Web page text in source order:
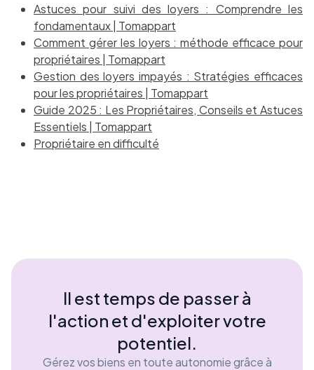
Astuces pour suivi des loyers : Comprendre les
fondamentaux | Tomappart
Comment gérer les loyers : méthode efficace pour
propriétaires | Tomappart
Gestion des loyers impayés : Stratégies efficaces
pour les propriétaires | Tomappart
Guide 2025 : Les Propriétaires, Conseils et Astuces
Essentiels | Tomappart
Propriétaire en difficulté
Il est temps de passer à
l'action et d'exploiter votre
potentiel.
Gérez vos biens en toute autonomie grâce à